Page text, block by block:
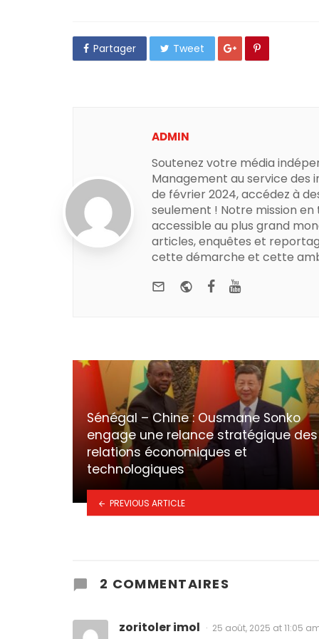
Partager Tweet
ADMIN
Soutenez votre média
Management au service des
de février 2024, accédez à
seulement ! Notre mission
accessible au plus grand
articles, enquêtes et
cette démarche et cette
e-mailWebsiteFacebook
Sénégal – Chine : Ousmane Sonko
engage une relance stratégique des
relations économiques et
technologiques
PREVIOUS ARTICLE
2 COMMENTAIRES
zoritoler imol 25 août, 2025 at 11:05